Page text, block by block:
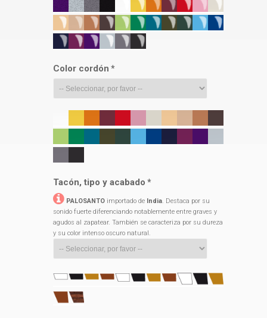
Color cordón *
Tacón, tipo y acabado *
PALOSANTO importado de India. Destaca por su
sonido fuerte diferenciando notablemente entre graves y
agudos al zapatear. También se caracteriza por su dureza
y su color intenso oscuro natural.